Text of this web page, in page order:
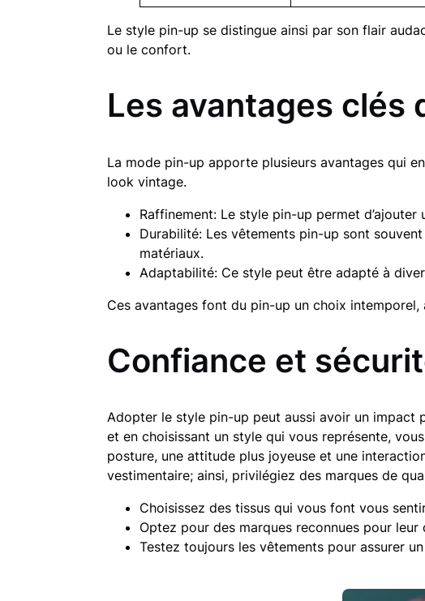
Le style pin-up se distingue ainsi par son flair
ou le confort.
Les avantages clés
La mode pin-up apporte plusieurs avantages qui
look vintage.
Raffinement: Le style pin-up permet
Durabilité: Les vêtements pin-up sont
matériaux.
Adaptabilité: Ce style peut être adapté à
Ces avantages font du pin-up un choix
Confiance et
Adopter le style pin-up peut aussi avoir un
et en choisissant un style qui vous représente,
posture, une attitude plus joyeuse et une
vestimentaire; ainsi, privilégiez des marques de
Choisissez des tissus qui vous font vous sentir
Optez pour des marques reconnues pour leur
Testez toujours les vêtements pour assurer